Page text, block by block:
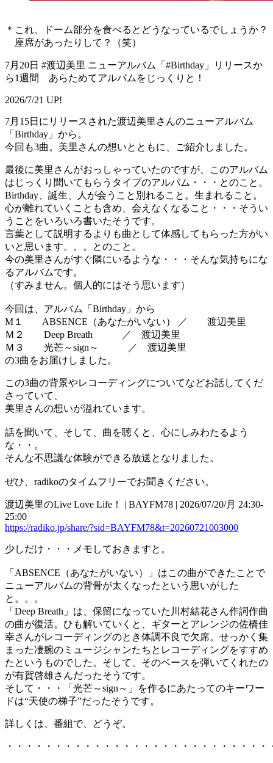
＊これ、ドーム部分を食べるとどうなっているでしょうか？
座席があったりして？（笑）
7月20日 #渡辺美里 ニューアルバム「#Birthday」リリースか
ら1週間 あらためてアルバムをじっくりと！
2026/7/21 UP!
7月15日にリリースされた渡辺美里さんのニューアルバム
「Birthday」から。
今回も3曲。美里さんの想いとともに、ご紹介しました。
最後に美里さんがおっしゃっていたのですが、このアルバム
はじっくり聞いてもらうタイプのアルバム・・・とのこと。
Birthday、誕生、人が会うこと別れること。生まれること。
心が離れていくことも含め、会えなくなること・・・そうい
うことをいろいろ書いたそうです。
言葉として説明するよりも曲として体感してもらった方がい
いと思います。。。とのこと。
今の美里さんがすぐ隣にいるような・・・そんな気持ちにな
るアルバムです。
（すみません。個人的にはそう思います）
今回は、アルバム「Birthday」から
M１ ABSENCE（あなたがいない） ／ 渡辺美里
Ｍ２ Deep Breath ／ 渡辺美里
Ｍ３ 光芒～sign～ ／ 渡辺美里
の3曲をお届けしました。
この3曲の背景やレコーディングについてなどお話してくだ
さっていて、
美里さんの想いが溢れています。
話を聞いて、そして、曲を聴くと、心にしみわたるよう
な・・。
そんな不思議な体験ができる放送となりました。
ぜひ、radikoのタイムフリーでお聞きください。
渡辺美里のLive Love Life！ | BAYFM78 | 2026/07/20/月 24:30-
25:00
https://radiko.jp/share/?sid=BAYFM78&t=20260721003000
少しだけ・・・メモしておきますと。
「ABSENCE（あなたがいない）」はこの曲ができたことで
ニューアルバムの背骨が太くなったという思いがした
と。。。
「Deep Breath」は、保留になっていた川村結花さん作詞作曲
の曲が復活。ひも解いていくと、ギターとアレンジの佐橋佳
幸さんがレコーディングのとき体調不良で欠席。せっかく集
まった凄腕のミュージシャンたちとレコーディングをすすめ
たというものでした。そして、そのベースを弾いてくれたの
が有賀啓雄さんだったそうです。
そして・・・「光芒～sign～」を作るにあたってのキーワー
ドは“天使の梯子”だったそうです。
詳しくは、番組で、どうぞ。
・・・・・・・・・・・・・・・・・・・・・・・・・・